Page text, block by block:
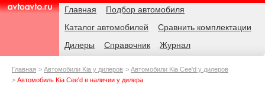
AvtoAvto.ru
Навигация Главная
Подбор автомобиля
Каталог автомобилей
Сравнить комплектации
Дилеры
Справочник Журнал
Родительские
Главная Автомобили Kia у дилеров
Автомобили Kia Cee'd у дилеров
Автомобиль Kia Cee'd в наличии у дилера